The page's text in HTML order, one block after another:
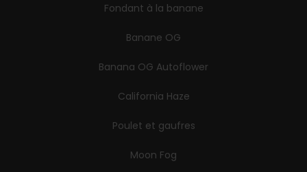
Fondant à la banane
Banane OG
Banana OG Autoflower
California Haze
Poulet et gaufres
Moon Fog